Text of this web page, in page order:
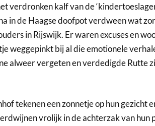
verdronken kalf van de
in de Haagse doofpot verdween wat
in Rijswijk. Er waren excuses en
weggepinkt bij al die emotionele
alweer vergeten en verdedigde Rutte
tekenen een zonnetje op hun gezicht
vrolijk in de achterzak van hun